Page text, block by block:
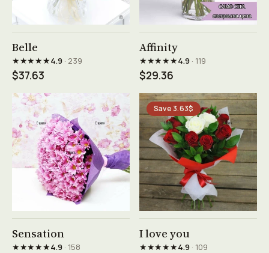
Belle
★★★★★4.9· 239
$37.63
Affinity
★★★★★4.9· 119
$29.36
Sensation
★★★★★4.9· 158
Save 3.63$
I love you
★★★★★4.9· 109